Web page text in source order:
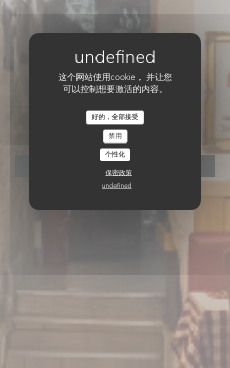
这个网站使用cookie， 并让您
可以控制想要激活的内容。
好的，全部接受
禁用
个性化
保密政策
undefined
酒馆• PARIS
Le Vieux Bistrot